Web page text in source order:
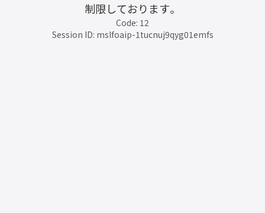
制限しております。
Code: 12
Session ID: mslfoaip-1tucnuj9qyg01emfs